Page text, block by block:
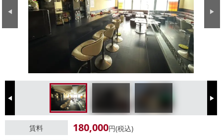
Previous Next
Previous Next
賃料 180,000円(税込)